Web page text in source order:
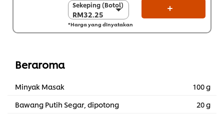
Sekeping (Botol)
RM32.25
Sekeping (Botol)
RM32.25
Sekarton (6 x 1 kg)
*Harga yang dinyatakan
Beraroma
Minyak Masak
100 g
Bawang Putih Segar, dipotong
20 g